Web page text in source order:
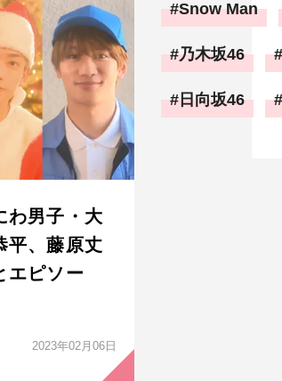
わ男子・大
平、藤原丈
エピソー
2023年02月06日
Snow Man
乃木坂46
日向坂46